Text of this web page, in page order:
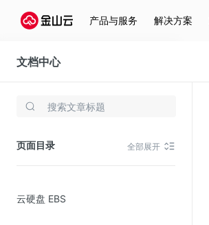
产品与服务 解决方案
文档中心
云硬盘(EBS)
页面目录 全部展开
云硬盘 EBS
存储与云分发
云硬盘(EBS)